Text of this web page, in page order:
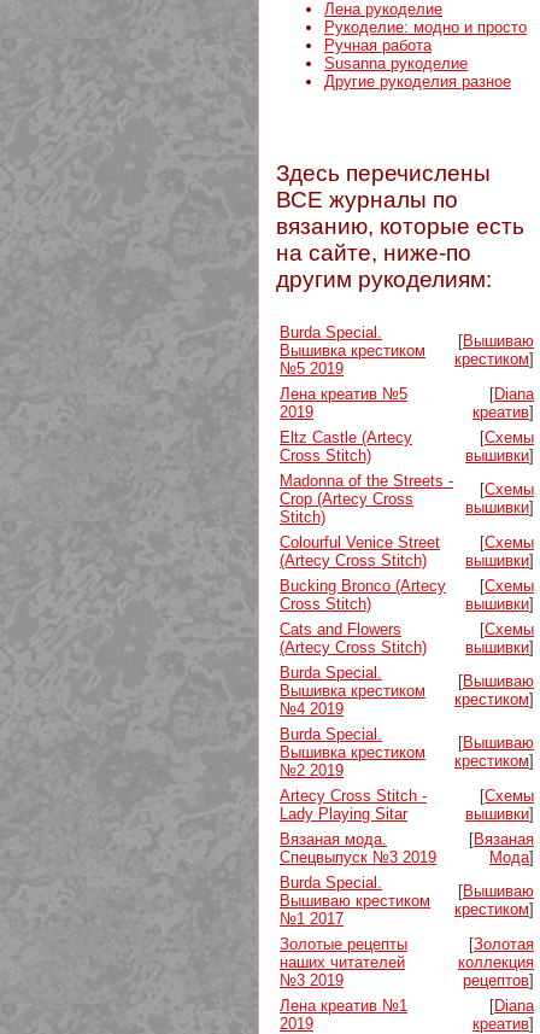
Лена рукоделие
Рукоделие: модно и просто
Ручная работа
Susanna рукоделие
Другие рукоделия разное
Здесь перечислены
ВСЕ журналы по
вязанию, которые есть
на сайте, ниже-по
другим рукоделиям:
Burda Special.
Вышивка крестиком
№5 2019
[Вышиваю
крестиком]
Лена креатив №5
2019
[Diana
креатив]
Eltz Castle (Artecy
Cross Stitch)
[Схемы
вышивки]
Madonna of the Streets -
Crop (Artecy Cross
Stitch)
[Схемы
вышивки]
Colourful Venice Street
(Artecy Cross Stitch)
[Схемы
вышивки]
Bucking Bronco (Artecy
Cross Stitch)
[Схемы
вышивки]
Cats and Flowers
(Artecy Cross Stitch)
[Схемы
вышивки]
Burda Special.
Вышивка крестиком
№4 2019
[Вышиваю
крестиком]
Burda Special.
Вышивка крестиком
№2 2019
[Вышиваю
крестиком]
Artecy Cross Stitch -
Lady Playing Sitar
[Схемы
вышивки]
Вязаная мода.
Спецвыпуск №3 2019
[Вязаная
Мода]
Burda Special.
Вышиваю крестиком
№1 2017
[Вышиваю
крестиком]
Золотые рецепты
наших читателей
№3 2019
[Золотая
коллекция
рецептов]
Лена креатив №1
2019
[Diana
креатив]